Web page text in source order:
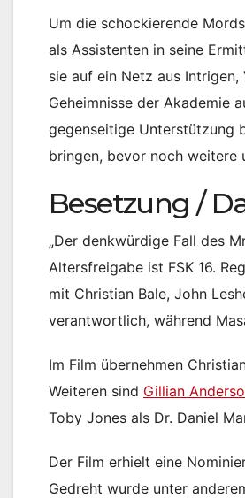
Um die schockierende
als Assistenten in seine
sie auf ein Netz aus
Geheimnisse der Akademie
gegenseitige Unterstützung
bringen, bevor noch weitere
Besetzung /
„Der denkwürdige Fall des
Altersfreigabe ist FSK 16.
mit Christian Bale, John
verantwortlich, während
Im Film übernehmen
Weiteren sind Gillian
Toby Jones als Dr. Daniel
Der Film erhielt eine
Gedreht wurde unter